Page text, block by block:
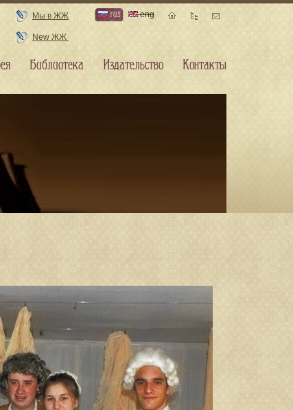
Мы в ЖЖ
New ЖЖ
rus eng
Библиотека Издательство Контакты